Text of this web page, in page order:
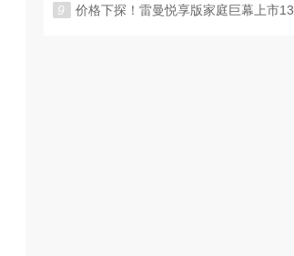
9 价格下探！雷曼悦享版家庭巨幕上市13